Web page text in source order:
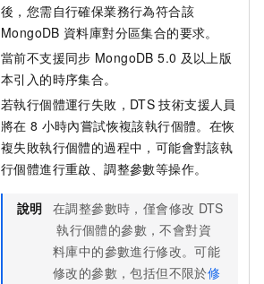
後，您需自行確保業務行為符合該
MongoDB 資料庫對分區集合的要求。
當前不支援同步 MongoDB 5.0 及以上版
本引入的時序集合。
若執行個體運行失敗，DTS 技術支援人員
將在 8 小時內嘗試恢複該執行個體。在恢
複失敗執行個體的過程中，可能會對該執
行個體進行重啟、調整參數等操作。
說明 在調整參數時，僅會修改 DTS
執行個體的參數，不會對資
料庫中的參數進行修改。可能
修改的參數，包括但不限於修